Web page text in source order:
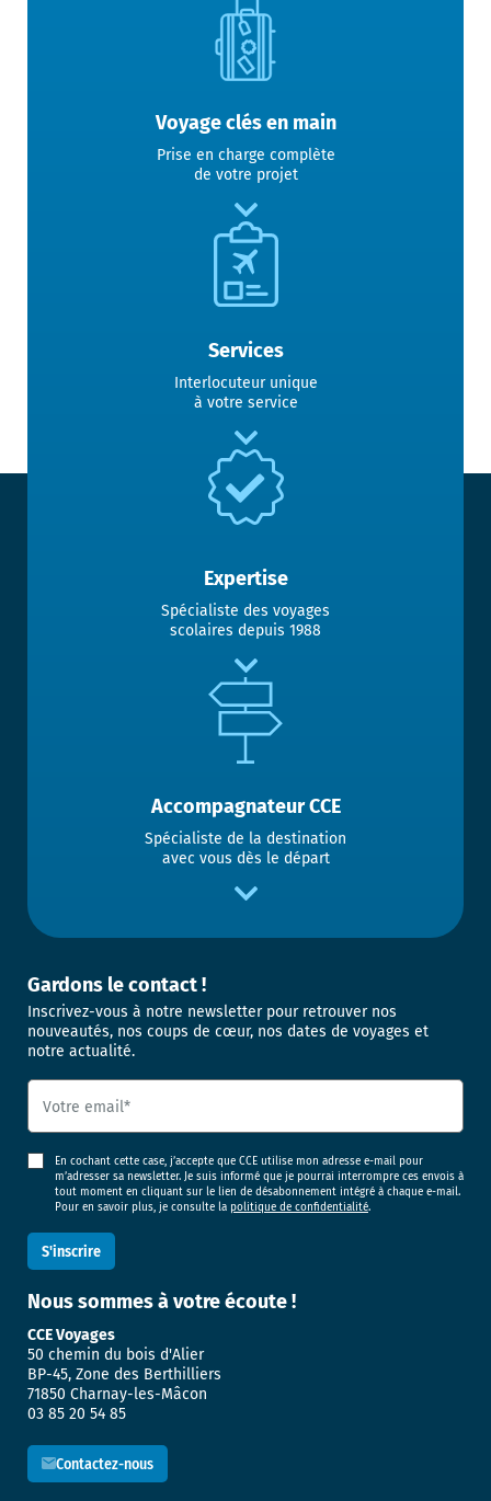
Voyage clés en main
Prise en charge complète
de votre projet
Services
Interlocuteur unique
à votre service
Expertise
Spécialiste des voyages
scolaires depuis 1988
Accompagnateur CCE
Spécialiste de la destination
avec vous dès le départ
Gardons le contact !
Inscrivez-vous à notre newsletter pour retrouver nos
nouveautés, nos coups de cœur, nos dates de voyages et
notre actualité.
En cochant cette case, j’accepte que CCE utilise mon adresse e-mail pour
m’adresser sa newsletter. Je suis informé que je pourrai interrompre ces envois à
tout moment en cliquant sur le lien de désabonnement intégré à chaque e-mail.
Pour en savoir plus, je consulte la politique de confidentialité.
Nous sommesà votre écoute !
CCE Voyages
50 chemin du bois d'Alier
BP-45, Zone des Berthilliers
71850 Charnay-les-Mâcon
03 85 20 54 85
Contactez-nous